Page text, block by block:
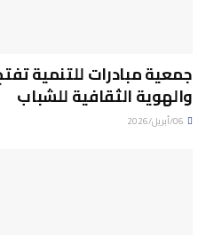
جمعية مبادرات للتنمية
والهوية الثقافية للشباب